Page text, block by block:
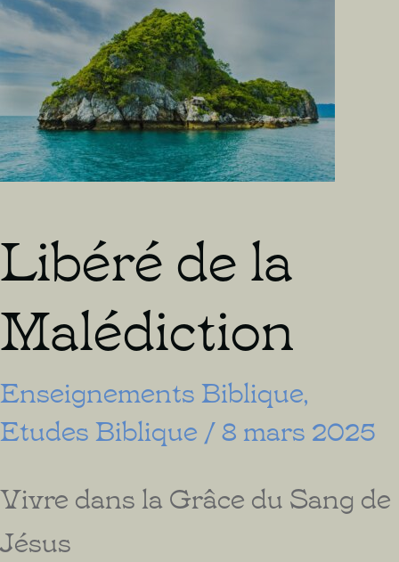
avec
Tolérance
Libéré de la
Malédiction
Enseignements Biblique,
Etudes Biblique /8 mars 2025
Vivre dans la Grâce du Sang de
Jésus